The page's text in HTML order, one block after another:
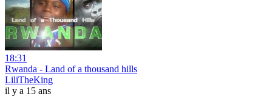
18:31
Rwanda - Land of a thousand hills
LiliTheKing
il y a 15 ans